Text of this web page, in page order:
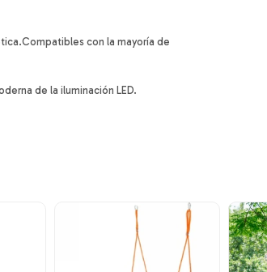
con la mayoría de
de la iluminación LED.